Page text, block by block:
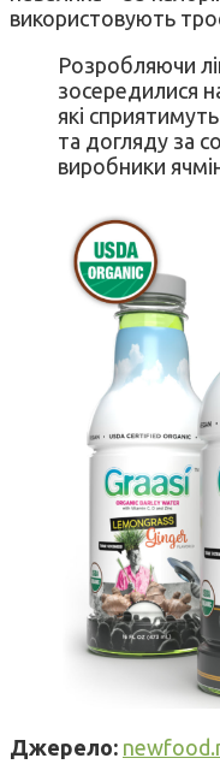
використовують
Розробляючи
зосередилися
які
та догляду за
виробники
Джерело: